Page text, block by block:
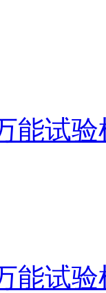
能试验
能试验